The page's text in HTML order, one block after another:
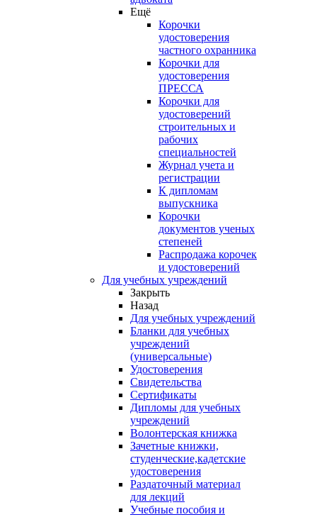
Ещё
Корочки
удостоверения
частного охранника
Корочки для
удостоверения
ПРЕССА
Корочки для
удостоверений
строительных и
рабочих
специальностей
Журнал учета и
регистрации
К дипломам
выпускника
Корочки
документов ученых
степеней
Распродажа корочек
и удостоверений
Для учебных учреждений
Закрыть
Назад
Для учебных учреждений
Бланки для учебных
учреждений
(универсальные)
Удостоверения
Свидетельства
Сертификаты
Дипломы для учебных
учреждений
Волонтерская книжка
Зачетные книжки,
студенческие,кадетские
удостоверения
Раздаточный материал
для лекций
Учебные пособия и